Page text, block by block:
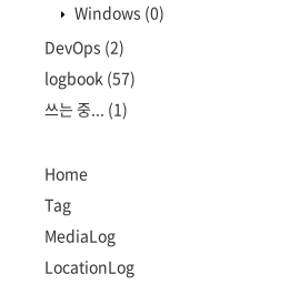
Windows (0)
DevOps (2)
logbook (57)
쓰는 중... (1)
Home
Tag
MediaLog
LocationLog